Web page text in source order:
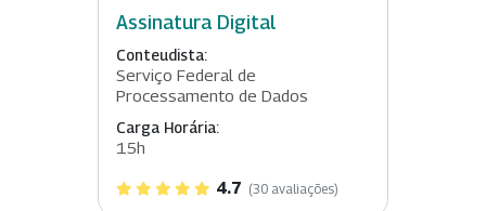
Assinatura Digital
Conteudista:
Serviço Federal de
Processamento de Dados
Carga Horária:
15h
4.7 (30 avaliações)